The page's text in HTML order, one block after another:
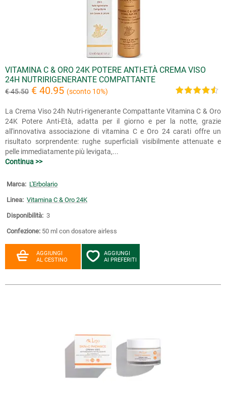
VITAMINA C & ORO 24K POTERE ANTI-ETÀ CREMA VISO
24H NUTRIRIGENERANTE COMPATTANTE
€ 45.50 € 40.95 (sconto 10%)
La Crema Viso 24h Nutri-rigenerante Compattante Vitamina C & Oro
24K Potere Anti-Età, adatta per il giorno e per la notte, grazie
all'innovativa associazione di vitamina C e Oro 24 carati offre un
risultato sorprendente: rughe superficiali visibilmente attenuate e
pelle immediatamente più levigata,...
Continua >>
Marca: L'Erbolario
Linea: Vitamina C & Oro 24K
Disponibilità: 3
Confezione: 50 ml con dosatore airless
AGGIUNGI
AL CESTINO
AGGIUNGI
AI PREFERITI